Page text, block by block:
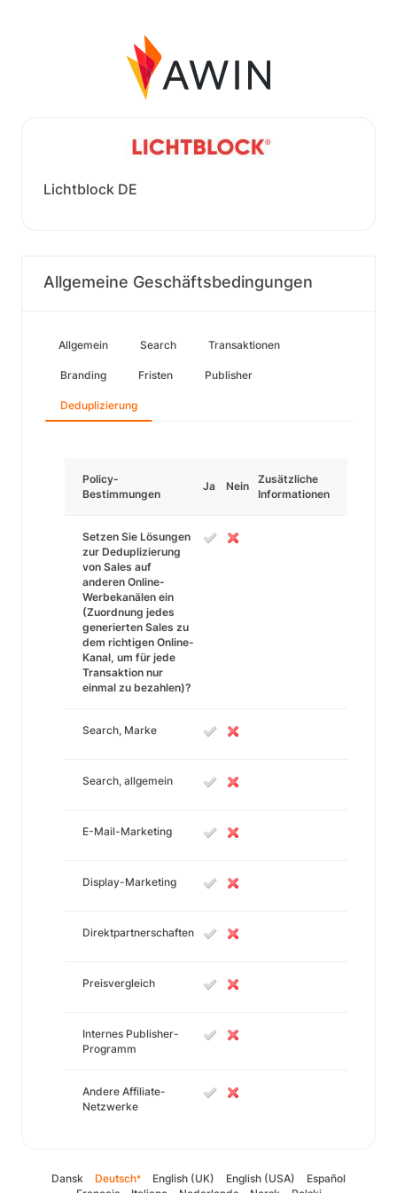
Lichtblock DE
Allgemeine Geschäftsbedingungen
Allgemein Search Transaktionen
Branding Fristen Publisher
Deduplizierung
Policy-
Bestimmungen
Ja Nein
Zusätzliche
Informationen
Setzen Sie Lösungen
zur Deduplizierung
von Sales auf
anderen Online-
Werbekanälen ein
(Zuordnung jedes
generierten Sales zu
dem richtigen Online-
Kanal, um für jede
Transaktion nur
einmal zu bezahlen)?
Search, Marke
Search, allgemein
E-Mail-Marketing
Display-Marketing
Direktpartnerschaften
Preisvergleich
Internes Publisher-
Programm
Andere Affiliate-
Netzwerke
Dansk Deutsch* English (UK) English (USA)
Español